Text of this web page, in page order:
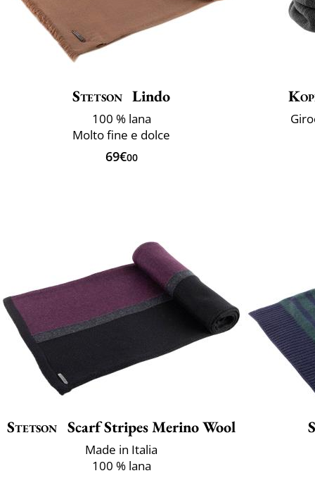
Stetson Lindo
100 % lana
Molto fine e dolce
69€00
Stetson Scarf Stripes Merino Wool
Made in Italia
100 % lana